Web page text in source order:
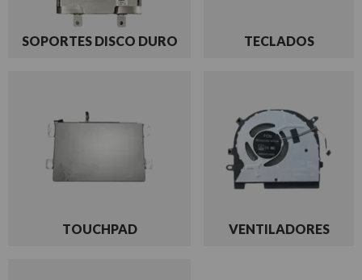
SOPORTES DISCO DURO TECLADOS
TOUCHPAD VENTILADORES